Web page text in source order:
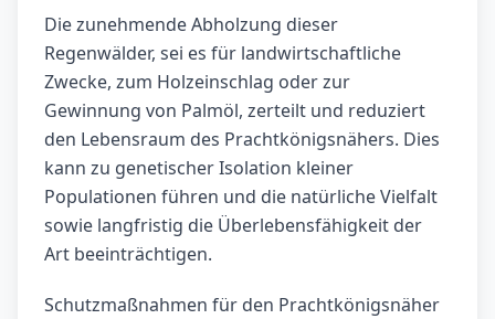
Die zunehmende Abholzung dieser
Regenwälder, sei es für landwirtschaftliche
Zwecke, zum Holzeinschlag oder zur
Gewinnung von Palmöl, zerteilt und reduziert
den Lebensraum des Prachtkönigsnähers. Dies
kann zu genetischer Isolation kleiner
Populationen führen und die natürliche Vielfalt
sowie langfristig die Überlebensfähigkeit der
Art beeinträchtigen.
Schutzmaßnahmen für den Prachtkönigsnäher